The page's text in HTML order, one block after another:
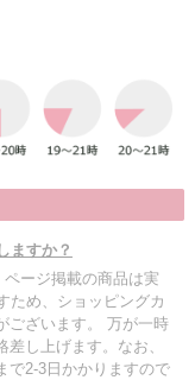
ますか？
ージ掲載の商品は実
ため、ショッピングカ
ございます。 万が一時
し上げます。なお、
で2-3日かかりますので